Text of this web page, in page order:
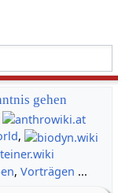
gehen
,
, Vorträgen ...